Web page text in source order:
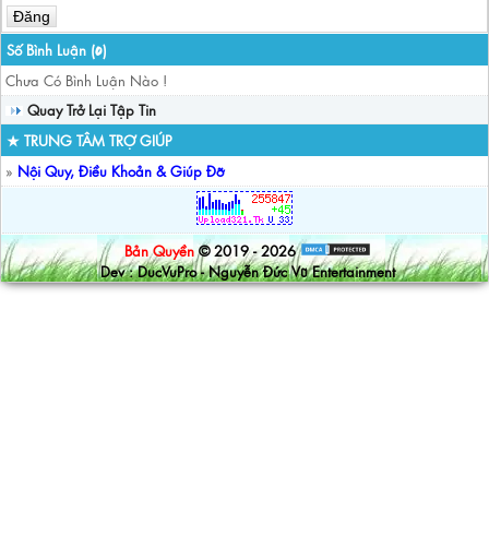
Số Bình Luận (0)
Chưa Có Bình Luận Nào !
Quay Trở Lại Tập Tin
★ TRUNG TÂM TRỢ GIÚP
» Nội Quy, Điều Khoản & Giúp Đỡ
Bản Quyền © 2019 - 2026
Dev : DucVuPro - Nguyễn Đức Vũ Entertainment